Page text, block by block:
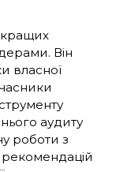
Він
власної
аудиту
роботи з